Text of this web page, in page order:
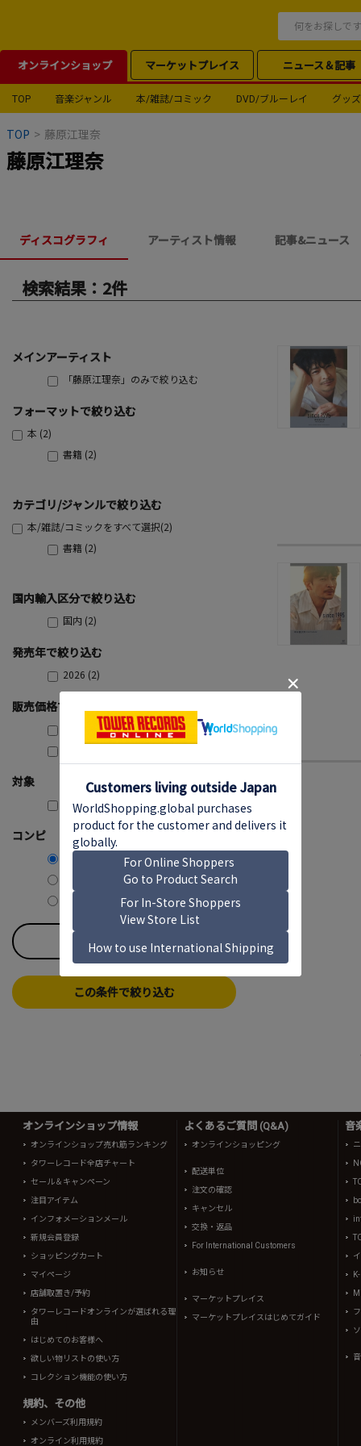
オンラインショップ マーケットプレイス ニュース＆記事
TOP 音楽ジャンル 本/雑誌/コミック DVD/ブルーレイ グッズ
TOP > 藤原江理奈
藤原江理奈
ディスコグラフィ アーティスト情報 記事&ニュース
検索結果：2件
メインアーティスト
「藤原江理奈」のみで絞り込む
フォーマットで絞り込む
本 (2)
書籍 (2)
カテゴリ/ジャンルで絞り込む
本/雑誌/コミックをすべて選択(2)
書籍 (2)
国内輸入区分で絞り込む
国内 (2)
発売年で絞り込む
2026 (2)
販売価格で絞り込む
3,000円～3,999円 (1)
対象
購入可能のみ
コンピ
コンピ含む
すべてのチェックを外す
この条件で絞り込む
オンラインショップ情報
オンラインショップ売れ筋ランキング
タワーレコード全店チャート
セール＆キャンペーン
注目アイテム
インフォメーションメール
新規会員登録
ショッピングカート
マイページ
店舗取置き/予約
タワーレコードオンラインが選ばれる理
由
はじめてのお客様へ
欲しい物リストの使い方
コレクション機能の使い方
規約、その他
メンバーズ利用規約
オンライン利用規約
よくあるご質問 (Q&A)
オンラインショッピング
配送単位
注文の確認
キャンセル
交換・返品
For International Customers
お知らせ
マーケットプレイス
マーケットプレイスはじめてガイド
音